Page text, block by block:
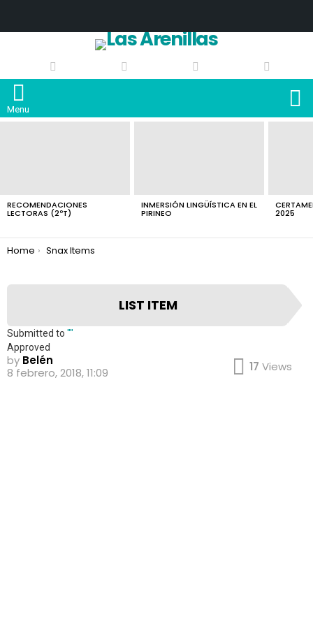
Menu
RECOMENDACIONES
LECTORAS (2ºT)
INMERSIÓN LINGÜÍSTICA EN EL
PIRINEO 2025
You are here:
Home Snax Items
LIST ITEM
Submitted to ""
Approved
by Belén
8 febrero, 2018, 11:09
17 Views